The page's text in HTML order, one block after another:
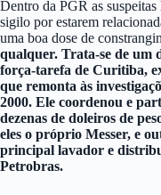
Dentro da PGR as
sigilo por estarem
uma boa dose de
qualquer. Trata-se de um
força-tarefa de Curitiba,
que remonta às
2000. Ele coordenou e
dezenas de doleiros de
eles o próprio Messer, e
principal lavador e
Petrobras.